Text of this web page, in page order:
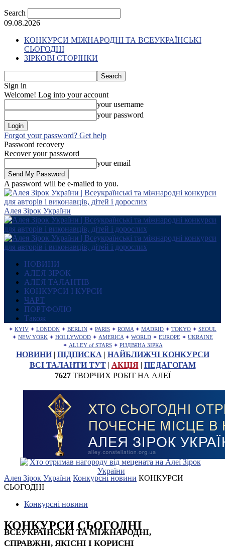
Search
09.08.2026
КОНКУРСИ МІЖНАРОДНІ ТА ВСЕУКРАЇНСЬКІ
СЬОГОДНІ
ЗІРКОВІ СТОРІНКИ
Sign in
Welcome! Log into your account
your username
your password
Forgot your password? Get help
Password recovery
Recover your password
your email
A password will be e-mailed to you.
Алея Зірок України
НОВИНИ
АЛЕЯ ЗІРОК
АЛЕЯ ТАЛАНТІВ
КОНКУРСИ І КУРСИ
ЧАРТ
ПОРТФОЛІО
Також
✦ KYIV ✦ LONDON ✦ BERLIN ✦ PARIS ✦ ROMA ✦ MADRID ✦ TOKYO ✦ SEOUL
✦ NEW YORK ✦ HOLLYWOOD ✦ AMERICA ✦ WORLD ✦ EUROPE ✦ UKRAINE
✦ ALLEY of STARS ✦ РІЗДВЯНА ЗІРКА
НОВИНИ| ПІДПИСКА | НАЙБЛИЖЧІ КОНКУРСИ
ВСІ ТАЛАНТИ ТУТ| АКЦІЯ| ПЕДАГОГАМ
7627ТВОРЧИХ РОБІТ НА АЛЕЇ
Алея Зірок України Конкурсні новини КОНКУРСИ
СЬОГОДНІ
Конкурсні новини
КОНКУРСИ СЬОГОДНІ
ВСЕУКРАЇНСЬКІ ТА МІЖНАРОДНІ,
СПРАВЖНІ, ЯКІСНІ І КОРИСНІ